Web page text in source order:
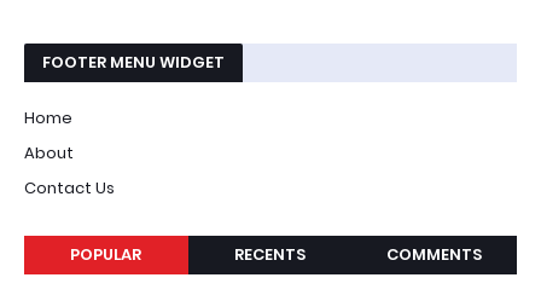
FOOTER MENU WIDGET
Home
About
Contact Us
POPULAR RECENTS COMMENTS